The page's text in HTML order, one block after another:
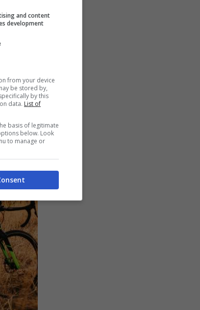
per
and content
development
from your device
be stored by,
by this
data. List of
basis of legitimate
below. Look
to manage or